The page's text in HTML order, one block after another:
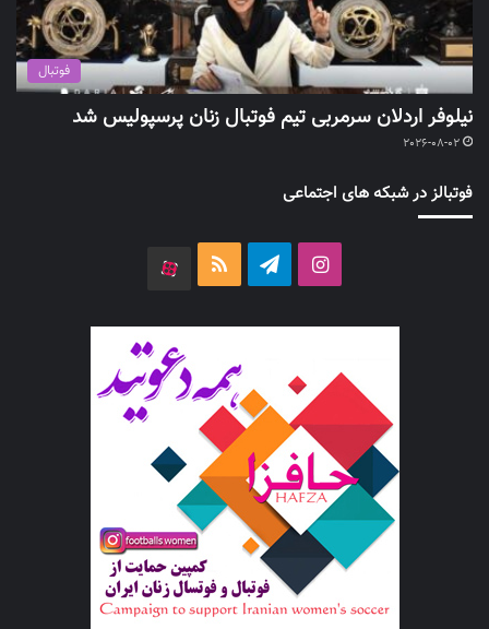
فوتبال
نیلوفر اردلان سرمربی تیم فوتبال زنان پرسپولیس شد
2026-08-02
فوتبالز در شبکه های اجتماعی
اینستاگرامتلگرام خوراک